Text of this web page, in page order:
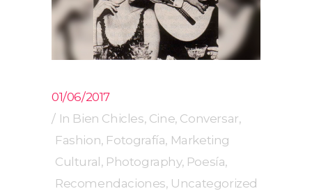
01/06/2017
In Bien Chicles, Cine, Conversar,
Fashion, Fotografía, Marketing
Cultural , Photography, Poesía,
Recomendaciones, Uncategorized